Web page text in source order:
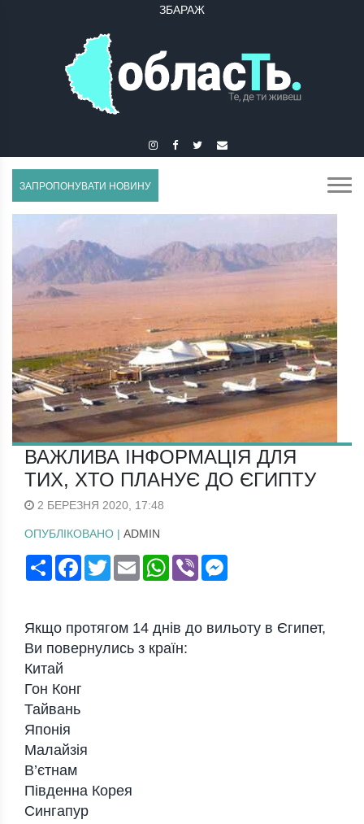
ЗБОРІВ
ЗАПРОПОНУВАТИ НОВИНУ
ВАЖЛИВА ІНФОРМАЦІЯ ДЛЯ
ТИХ, ХТО ПЛАНУЄ ДО ЄГИПТУ
2 БЕРЕЗНЯ 2020, 17:48
ОПУБЛІКОВАНО | ADMIN
ПоширитиFacebook
TwitterEmail WhatsApp
Viber
Якщо протягом 14 днів до вильоту в Єгипет,
Ви повернулись з країн:
Китай
Гон Конг
Тайвань
Японія
Малайзія
В’єтнам
Південна Корея
Сингапур